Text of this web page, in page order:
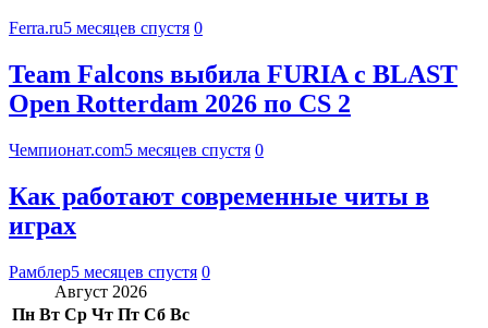
Ferra.ru5 месяцев спустя 0
Team Falcons выбила FURIA с BLAST
Open Rotterdam 2026 по CS 2
Чемпионат.com5 месяцев спустя 0
Как работают современные читы в
играх
Рамблер5 месяцев спустя 0
Август 2026
Пн Вт Ср Чт Пт Сб Вс